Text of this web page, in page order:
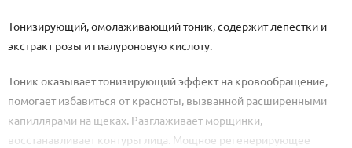
Тонизирующий, омолаживающий тоник, содержит лепестки и
экстракт розы и гиалуроновую кислоту.
Тоник оказывает тонизирующий эффект на кровообращение,
помогает избавиться от красноты, вызванной расширенными
капиллярами на щеках. Разглаживает морщинки,
восстанавливает контуры лица. Мощное регенерирующее